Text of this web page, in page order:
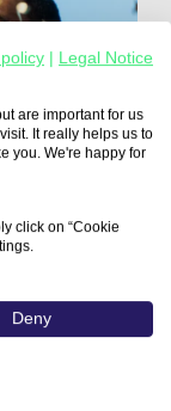
Legal Notice
are important for us
It really helps us to
you. We're happy for
click on “Cookie
Deny